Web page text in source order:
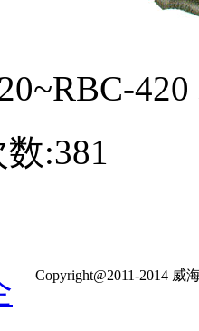
:381
Copyright@2011-2014